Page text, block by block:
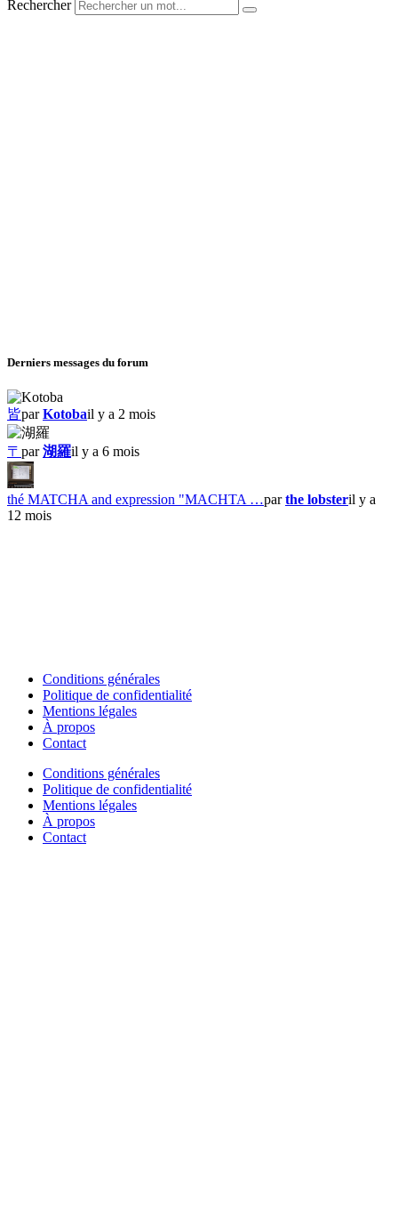
Rechercher
Derniers messages du forum
皆parKotobail y a 2 mois
〒 par湖羅il y a 6 mois
thé MATCHA and expression "MACHTA …parthe lobsteril y a
12 mois
Conditions générales
Politique de confidentialité
Mentions légales
À propos
Contact
Conditions générales
Politique de confidentialité
Mentions légales
À propos
Contact